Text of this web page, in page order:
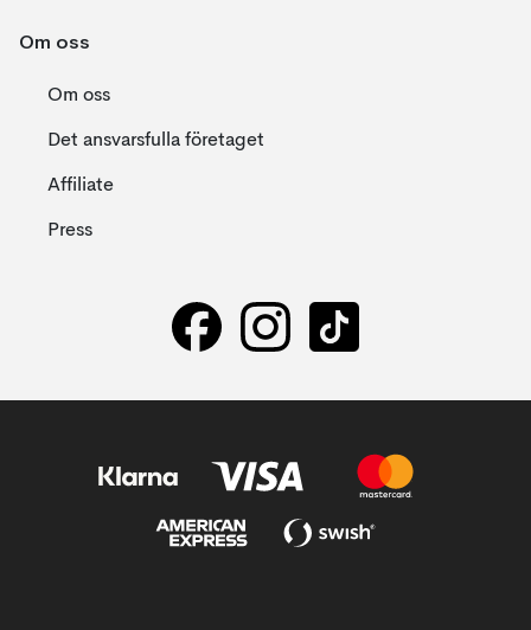
Om oss
Om oss
Det ansvarsfulla företaget
Affiliate
Press